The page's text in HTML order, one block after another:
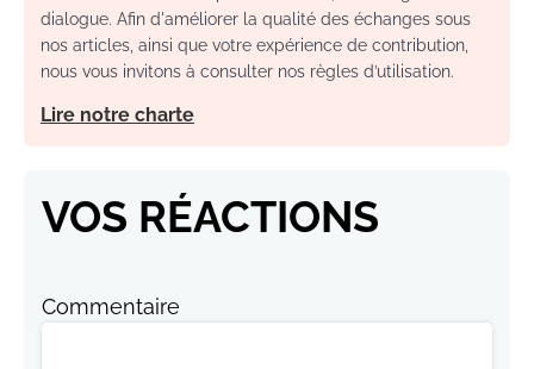
dialogue. Afin d'améliorer la qualité des échanges sous
nos articles, ainsi que votre expérience de contribution,
nous vous invitons à consulter nos règles d’utilisation.
Lire notre charte
VOS RÉACTIONS
Commentaire